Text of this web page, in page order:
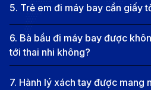
Trong đó, đường bay giữa
Colombo nhộn nhịp hơn cả
bay mỗi ngày. Singapore
5. Trẻ em đi máy bay cần giấy
6. Bà bầu đi máy bay được
tới thai nhi không?
7. Hành lý xách tay được mang